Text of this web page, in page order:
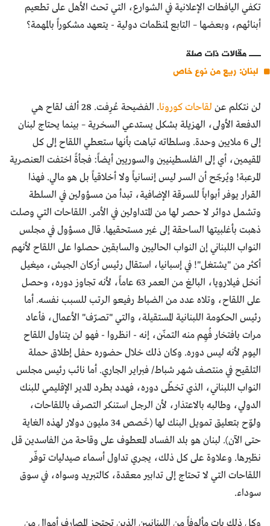
تكفي اليافطات الإعلانية في الشوارع، التي تحث الأهل على تطعيم
أبنائهم، وبعضها – التابع لمنظمات دولية - يتعهد مشكوراً بالمهمة؟
مقالات ذات صلة
لبنان: ريع من نوع خاص
لن نتكلم عن لقاحات كورونا
. الفضيحة عُرِفت. 28 ألف لقاح هي
الدفعة الأولى، الهزيلة بشكل يستدعي السخرية – بينما يحتاج لبنان
إلى 6 ملايين وحدة. وسلطاته تباهت بأنها ستعطي اللقاح إلى كل
المقيمين، أي إلى الفلسطينيين والسوريين أيضاً: فجأةً اختفت العنصرية
المرعبة! ويُرجّح أن السر ليس إنسانياً ولا أخلاقياً بل هو مالي. فهذا
القرار يوفر أبواباً للسرقة الإضافية، تبدأ من مسؤولين في السلطة
وتشمل دوائر لا حصر لها من المتداولين في الأمر. اللقاحات التي وصلت
ذهبت بأغلبيتها الساحقة إلى غير مستحقيها. قال مسؤول في مجلس
النواب اللبناني إن النواب الحاليين والسابقين حصلوا على اللقاح لأنهم
أكثر من "يشتغل"! في إسبانيا، استقال رئيس أركان الجيش، ميغيل
أنخل فيلارويا، البالغ من العمر 63 عاماً، لأنه تجاوز دوره، وحصل
على اللقاح، وتلاه عدد من الضباط رفيعو الرتب للسبب نفسه. أما
رئيس الحكومة اللبنانية المستقيلة، والتي "تصرّف" الأعمال، فأعاد
مرات بافتخار فُهِم منه التمنّن، إنه - انظروا - فهو لن يتناول اللقاح
اليوم لأنه ليس دوره. وكان ذلك خلال حضوره حفل إطلاق حملة
التلقيح في منتصف شهر شباط/ فبراير الجاري. أما نائب رئيس مجلس
النواب اللبناني، الذي تخطّى دوره، فهدد بطرد المدير الإقليمي للبنك
الدولي، وطالبه بالاعتذار، لأن الرجل استنكر التصرف باللقاحات،
ولوّح بتعليق تمويل البنك لها (خَصص 34 مليون دولار لهذه الغاية
حتى الآن). لبنان هو بلد الفساد المعطوف على وقاحة من الفاسدين قل
نظيرها. وعلاوة على كل ذلك، يجري تداول أسماء صيدليات توفّر
اللقاحات التي لا تحتاج إلى تدابير معقدة، كالتبريد وسواه، في سوق
سوداء.
وكل ذلك بات مألوفاً من اللبنانيين الذين تحتجز المصارف أموال من